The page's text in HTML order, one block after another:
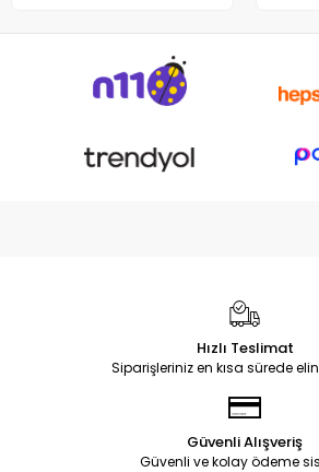
Hızlı Teslimat
Siparişleriniz en kısa sürede
Güvenli Alışveriş
Güvenli ve kolay ödeme